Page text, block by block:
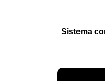
Sistema